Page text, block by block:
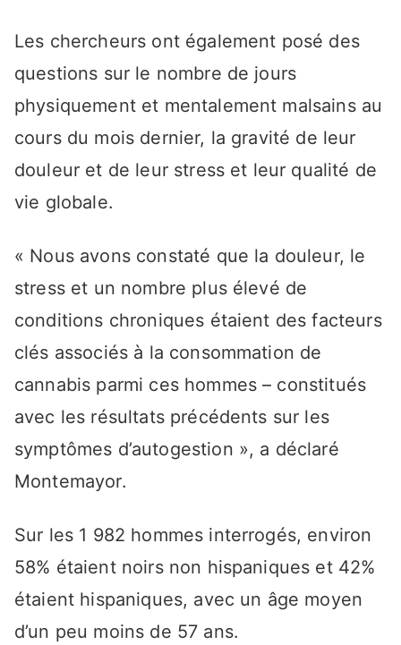
Les chercheurs ont également posé des
questions sur le nombre de jours
physiquement et mentalement malsains au
cours du mois dernier, la gravité de leur
douleur et de leur stress et leur qualité de
vie globale.
« Nous avons constaté que la douleur, le
stress et un nombre plus élevé de
conditions chroniques étaient des facteurs
clés associés à la consommation de
cannabis parmi ces hommes – constitués
avec les résultats précédents sur les
symptômes d’autogestion », a déclaré
Montemayor.
Sur les 1 982 hommes interrogés, environ
58% étaient noirs non hispaniques et 42%
étaient hispaniques, avec un âge moyen
d’un peu moins de 57 ans.